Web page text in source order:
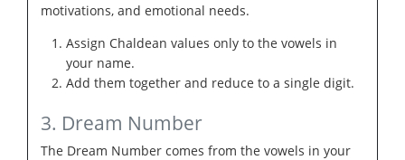
motivations, and emotional needs.
Assign Chaldean values only to the vowels in
your name.
Add them together and reduce to a single digit.
3. Dream Number
The Dream Number comes from the vowels in your